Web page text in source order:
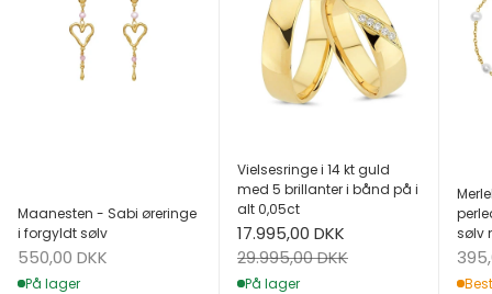
Maanesten - Sabi øreringe
i forgyldt sølv
Salgspris
550,00 DKK
På lager
Vielsesringe i 14 kt guld
med 5 brillanter i bånd på i
alt 0,05ct
Salgspris
17.995,00 DKK
Normalpris
29.995,00 DKK
På lager
sølv